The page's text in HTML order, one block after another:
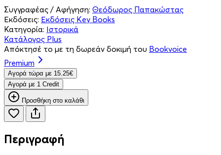
Συγγραφέας / Αφήγηση: Θεόδωρος Παπακώστας
Εκδόσεις: Εκδόσεις Key Books
Κατηγορία: Ιστορικά
Κατάλογος Plus
Απόκτησέ το με τη δωρεάν δοκιμή του Bookvoice
Premium
Aγορά τώρα με 15.25€
Aγορά με 1 Credit
Προσθήκη στο καλάθι
Περιγραφή